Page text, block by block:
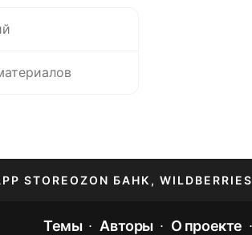
STOREOZON БАНК, WILDBERRIES
Темы Авторы О проекте